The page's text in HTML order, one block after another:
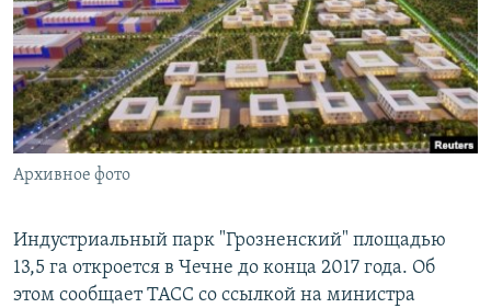
РАСПИСАНИЕ ВЕЩАНИЯ
ПОДПИШИТЕСЬ НА РАССЫЛКУ
СОЦИАЛЬНЫЕ СЕТИ
Все сайты РСЕ/РС
Архивное фото
Индустриальный парк "Грозненский" площадью
13,5 га откроется в Чечне до конца 2017 года. Об
этом сообщает ТАСС со ссылкой на министра